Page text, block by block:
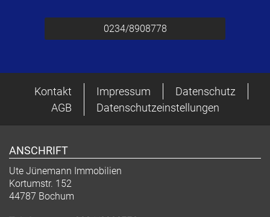
0234/8908778
Kontakt Impressum
Datenschutz
AGB
Datenschutzeinstellungen
ANSCHRIFT
Ute Jünemann Immobilien
Kortumstr. 152
44787 Bochum